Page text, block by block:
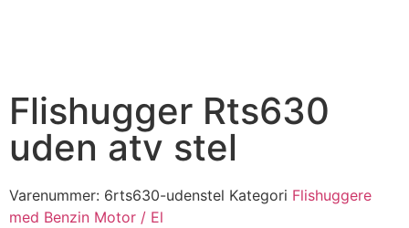
Flishugger Rts630
uden atv stel
Varenummer: 6rts630-udenstel Kategori Flishuggere
med Benzin Motor / El